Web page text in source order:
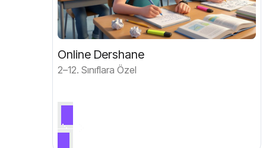
Online Dershane
2–12. Sınıflara Özel